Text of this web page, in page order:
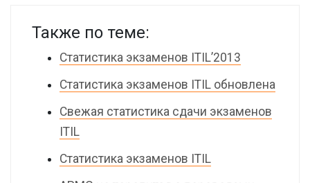
Также по теме:
Статистика экзаменов ITIL’2013
Статистика экзаменов ITIL обновлена
Свежая статистика сдачи экзаменов
ITIL
Статистика экзаменов ITIL